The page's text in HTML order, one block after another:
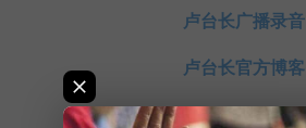
卢台长广播录音
卢台长官方博客